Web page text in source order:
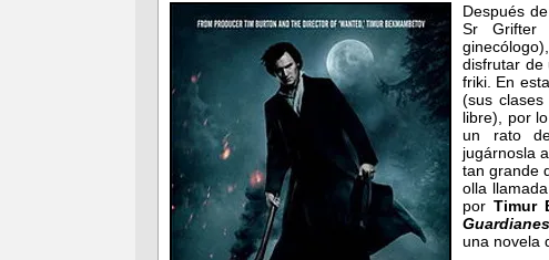
Después
Sr Grifter
disfrutar de
friki. En
(sus
libre), por
un rato
jugárnosla
tan grande
olla llamada
porTimur
una novela